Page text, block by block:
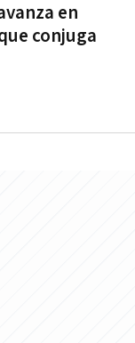
en
conjuga